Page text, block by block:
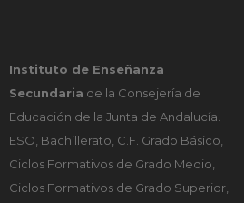
Instituto de Enseñanza
Secundaria de la Consejería de
Educación de la Junta de Andalucía.
ESO, Bachillerato, C.F. Grado Básico,
Ciclos Formativos de Grado Medio,
Ciclos Formativos de Grado Superior,